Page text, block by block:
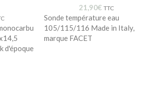
d'époque
21,90€ TTC
Sonde température eau
105/115/116 Made in Italy,
marque FACET